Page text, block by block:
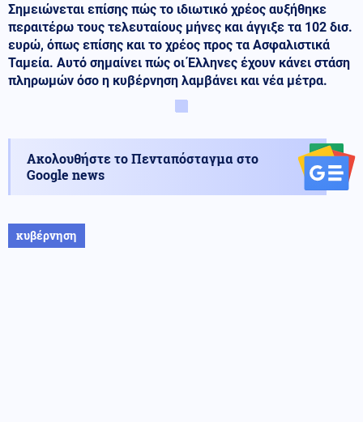
Σημειώνεται επίσης πώς το ιδιωτικό χρέος αυξήθηκε
περαιτέρω τους τελευταίους μήνες και άγγιξε τα 102 δισ.
ευρώ, όπως επίσης και το χρέος προς τα Ασφαλιστικά
Ταμεία. Αυτό σημαίνει πώς οι Έλληνες έχουν κάνει στάση
πληρωμών όσο η κυβέρνηση λαμβάνει και νέα μέτρα.
Ακολουθήστε το Πενταπόσταγμα στο
Google news
κυβέρνηση